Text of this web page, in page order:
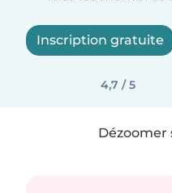
Inscription gratuite
4,7 / 5
Dézoomer